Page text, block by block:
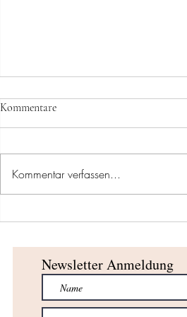
Kommentare
Kommentar verfassen...
Newsletter Anmeldung